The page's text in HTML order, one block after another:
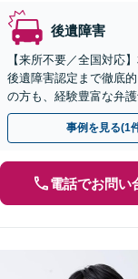
後遺障害
【来所不要／全国対応
後遺障害認定まで徹底
の方も、経験豊富な弁
13拠点】お気軽にご相
事例を見る(1
電話でお問い